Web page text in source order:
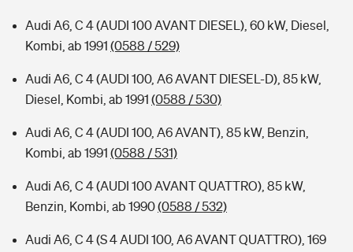
Audi A6, C 4 (AUDI 100 AVANT DIESEL), 60 kW, Diesel,
Kombi, ab 1991 (0588 / 529)
Audi A6, C 4 (AUDI 100, A6 AVANT DIESEL-D), 85 kW,
Diesel, Kombi, ab 1991 (0588 / 530)
Audi A6, C 4 (AUDI 100, A6 AVANT), 85 kW, Benzin,
Kombi, ab 1991 (0588 / 531)
Audi A6, C 4 (AUDI 100 AVANT QUATTRO), 85 kW,
Benzin, Kombi, ab 1990(0588 / 532)
Audi A6, C 4 (S 4 AUDI 100, A6 AVANT QUATTRO), 169